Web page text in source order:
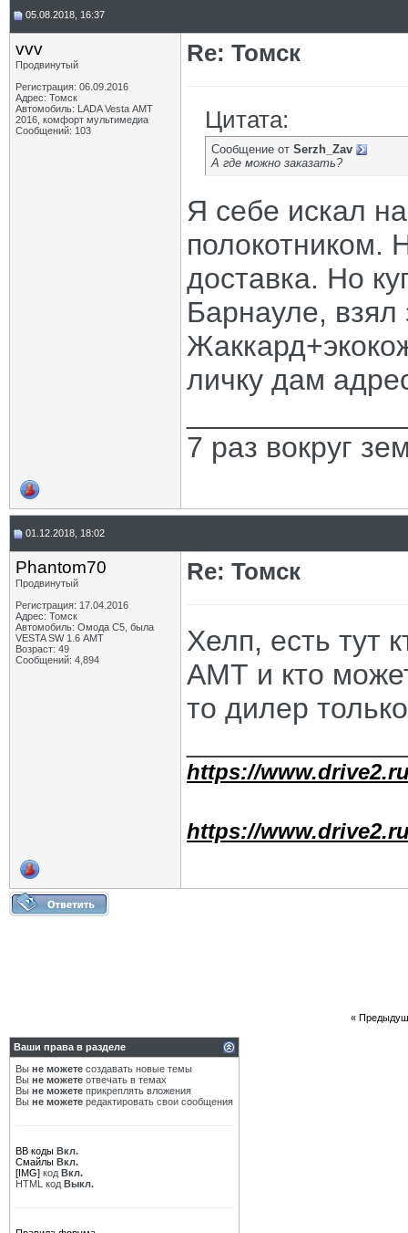
05.08.2018, 16:37
vvv
Продвинутый
Регистрация: 06.09.2016
Адрес: Томск
Автомобиль: LADA Vesta АМТ
2016, комфорт мультимедиа
Сообщений: 103
Re: Томск
Цитата:
Сообщение от Serzh_Zav
А где можно заказать?
Я себе искал
полокотником.
доставка. Но
Барнауле, взял
личку дам
7 раз вокруг
01.12.2018, 18:02
Phantom70
Продвинутый
Регистрация: 17.04.2016
Адрес: Томск
Автомобиль: Омода С5, была
VESTA SW 1.6 АМТ
Возраст: 49
Сообщений: 4,894
Re: Томск
Хелп, есть тут
АМТ и кто
то дилер
https://
https://
«
Ваши права в разделе
Вы не можете создавать новые темы
Вы не можете отвечать в темах
Вы не можете прикреплять вложения
Вы не можете редактировать свои сообщения
BB коды Вкл.
Смайлы Вкл.
[IMG] код Вкл.
HTML код Выкл.